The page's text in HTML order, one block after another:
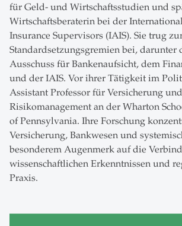
für Geld- und Wirtschaftsstudien und
Wirtschaftsberaterin bei der
Insurance Supervisors (IAIS). Sie trug
Standardsetzungsgremien bei, darunter
Ausschuss für Bankenaufsicht, dem
und der IAIS. Vor ihrer Tätigkeit im
Assistant Professor für Versicherung und
Risikomanagement an der Wharton
of Pennsylvania. Ihre Forschung
Versicherung, Bankwesen und
besonderem Augenmerk auf die
wissenschaftlichen Erkenntnissen und
Praxis.